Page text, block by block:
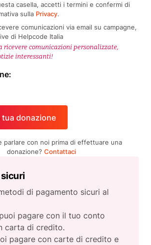
casella, accetti i termini e confermi di
sulla Privacy.
comunicazioni via email su campagne,
di Helpcode Italia
ricevere comunicazioni personalizzate,
interessanti!
parlare con noi prima di effettuare una
donazione? Contattaci
sicuri
di pagamento sicuri al
pagare con il tuo conto
carta di credito.
pagare con carte di credito e